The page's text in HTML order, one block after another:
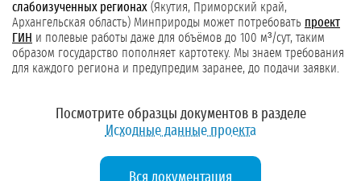
слабоизученных регионах (Якутия, Приморский край,
Архангельская область) Минприроды может потребовать проект
ГИН и полевые работы даже для объёмов до 100 м³/сут, таким
образом государство пополняет картотеку. Мы знаем требования
для каждого региона и предупредим заранее, до подачи заявки.
Посмотрите образцы документов в разделе
Исходные данные проекта